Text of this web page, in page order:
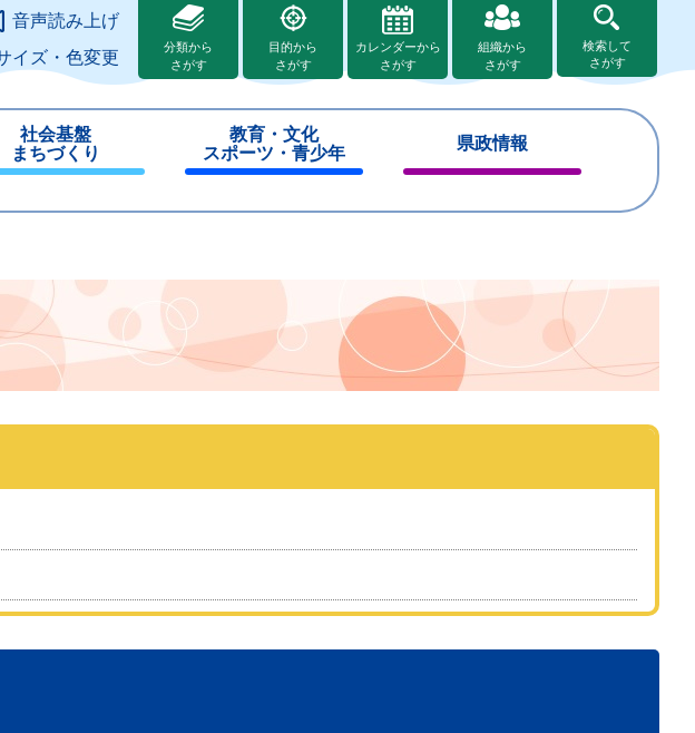
へ
音声読み上げ
イズ・色変更
分類から
さがす
目的から
さがす
カレンダーから
さがす
組織から
さがす
検索して
さがす
社会基盤
まちづくり
教育・文化
スポーツ・青少年
じ
県政情報
じ